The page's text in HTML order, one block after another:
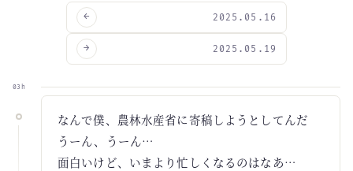
← 2025.05.16
2025.05.19
→
03h
なんで僕、農林水産省に寄稿しようとしてんだ
うーん、うーん…
面白いけど、いまより忙しくなるのはなあ…